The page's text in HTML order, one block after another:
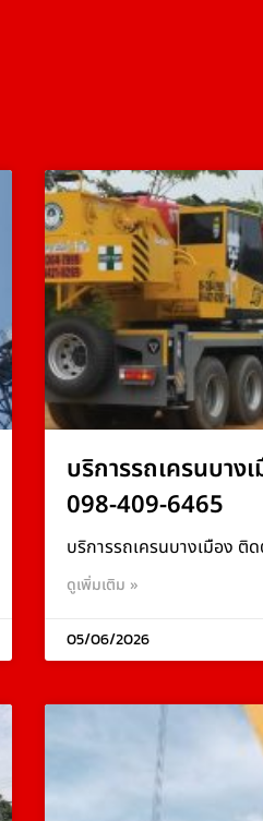
บริการรถเครนบาง
098-409-6465
บริการรถเครนบางเมือง ติ
ดูเพิ่มเติม »
05/06/2026